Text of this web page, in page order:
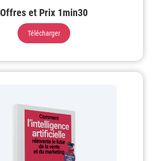
Offres et Prix 1min30
Télécharger